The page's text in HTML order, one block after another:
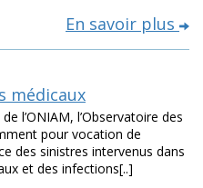
En savoir plus
médicaux
l’ONIAM, l’Observatoire des
pour vocation de
des sinistres intervenus dans
et des infections[..]